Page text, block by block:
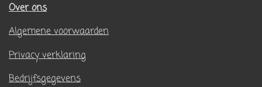
Over ons
Algemene voorwaarden
Privacy verklaring
Bedrijfsgegevens